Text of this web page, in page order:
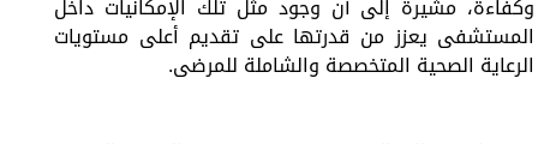
وكفاءة، مشيرة إلى أن وجود مثل تلك الإمكانيات داخل
المستشفى يعزز من قدرتها على تقديم أعلى مستويات
الرعاية الصحية المتخصصة والشاملة للمرضى.